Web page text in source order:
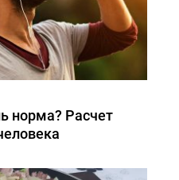
норма? Расчет